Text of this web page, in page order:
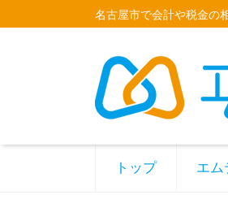
名古屋市で会計や税金の
トップ エム